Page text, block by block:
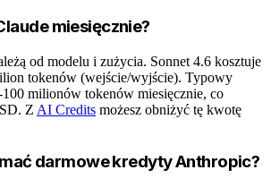
miesięcznie?
od modelu i zużycia. Sonnet 4.6 kosztuje
tokenów (wejście/wyjście). Typowy
100 milionów tokenów miesięcznie, co
Z AI Credits możesz obniżyć tę kwotę
darmowe kredyty Anthropic?